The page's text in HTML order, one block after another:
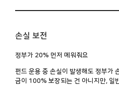
손실 보전
정부가 20% 먼저 메워줘요
펀드 운용 중 손실이 발생해도 정부가
금이 100% 보장되는 건 아니지만, 일